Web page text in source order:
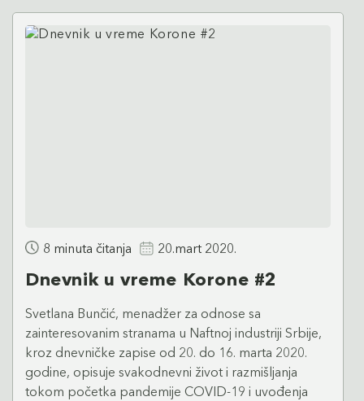
8 minuta čitanja 20.mart 2020.
Dnevnik u vreme Korone #2
Svetlana Bunčić, menadžer za odnose sa
zainteresovanim stranama u Naftnoj industriji Srbije,
kroz dnevničke zapise od 20. do 16. marta 2020.
godine, opisuje svakodnevni život i razmišljanja
tokom početka pandemije COVID-19 i uvođenja